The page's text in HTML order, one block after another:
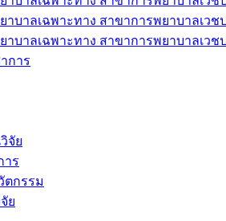
บาลเฉพาะทาง สาขาการพยาบาลเวช
บาลเฉพาะทาง สาขาการพยาบาลเวช
การ
จัย
าร
ตกรรม
ย